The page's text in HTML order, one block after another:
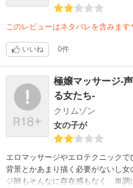
このレビューはネタバレを含みます
いいね 0件
極嬢マッサージ-
る女たち-
クリムゾン
女の子が
エロマッサージやエロテクニックで
背景とかあまり描く必要がないし
ジ師もそんなに存在感もなく、単調